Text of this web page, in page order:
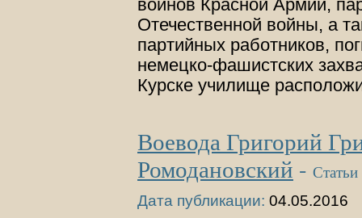
воинов Красной Армии,
Отечественной войны, а
партийных работников,
немецко-фашистских
Курске училище
Воевода Григорий
Ромодановский - Статьи
Дата публикации: 04.05.2016